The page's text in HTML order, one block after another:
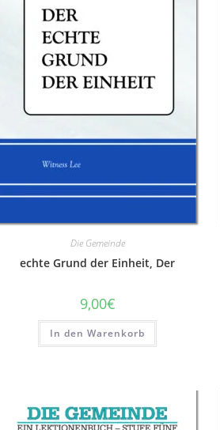
Die Gemeinde
echte Grund der Einheit, Der
9,00€
In den Warenkorb